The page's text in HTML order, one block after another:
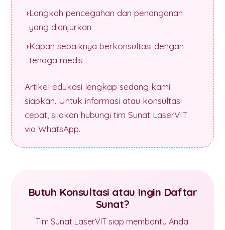
Langkah pencegahan dan penanganan
yang dianjurkan
Kapan sebaiknya berkonsultasi dengan
tenaga medis
Artikel edukasi lengkap sedang kami
siapkan. Untuk informasi atau konsultasi
cepat, silakan hubungi tim Sunat LaserVIT
via WhatsApp.
Butuh Konsultasi atau Ingin Daftar
Sunat?
Tim Sunat LaserVIT siap membantu Anda.